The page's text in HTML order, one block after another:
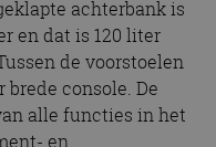
achterbank is
en dat is 120 liter
de voorstoelen
console. De
alle functies in het
en